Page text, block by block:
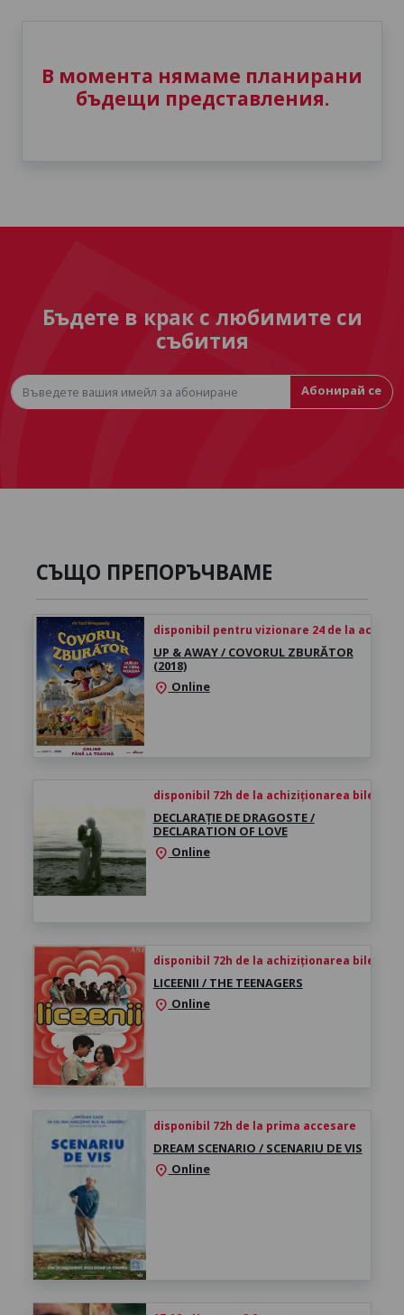
В момента нямаме планирани
бъдещи представления.
Бъдете в крак с любимите си
събития
Абонирай се
СЪЩО ПРЕПОРЪЧВАМЕ
disponibil pentru vizionare 24 de la
UP & AWAY / COVORUL ZBURĂTOR
(2018)
location_on Online
disponibil 72h de la achiziționarea biletului
DECLARAȚIE DE DRAGOSTE /
DECLARATION OF LOVE
location_on Online
disponibil 72h de la achiziționarea biletului
LICEENII / THE TEENAGERS
location_on Online
disponibil 72h de la prima accesare
DREAM SCENARIO / SCENARIU DE VIS
location_on Online